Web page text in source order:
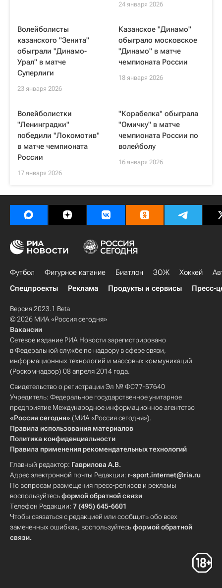
24 января 2026
Волейболисты
казанского "Зенита"
обыграли "Динамо-
Урал" в матче
Суперлиги
23 января 2026
Казанское "Динамо"
обыграло московское
"Динамо" в матче
чемпионата России
18 января 2026
Волейболистки
"Ленинградки"
победили "Локомотив"
в матче чемпионата
России
17 января 2026
"Корабелка" обыграла
"Омичку" в матче
чемпионата России по
волейболу
16 января 2026
Футбол Фигурное катание Биатлон ЗОЖ Хоккей
Спецпроекты
Реклама Продукты и сервисы Пресс-
Версия 2023.1 Beta
© 2026 МИА «Россия сегодня»
Вакансии
Сетевое издание РИА Новости зарегистрировано
в Федеральной службе по надзору в сфере связи,
информационных технологий и массовых коммуникаций
(Роскомнадзор) 08 апреля 2014 года.
Свидетельство о регистрации Эл № ФС77-57640
Учредитель: Федеральное государственное унитарное
предприятие Международное информационное агентство
«Россия сегодня» (МИА «Россия сегодня»).
Правила использования материалов
Политика конфиденциальности
Правила применения рекомендательных технологий
Главный редактор: Гаврилова А.В.
Адрес электронной почты Редакции: r-sport.internet@ria.ru
По вопросам размещения пресс-релизов и рекламы
воспользуйтесьформой обратной связи
Телефон Редакции: 7 (495) 645-6601
Чтобы связаться с редакцией или сообщить обо всех
замеченных ошибках, воспользуйтесьформой обратной
связи.